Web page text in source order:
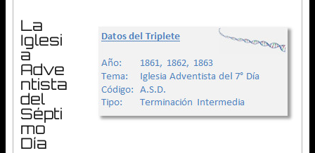
La
Iglesi
a
Adve
ntista
del
Sépti
mo
Día